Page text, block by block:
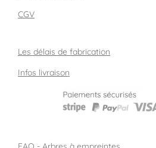
CGV
Les délais de fabrication
Infos livraison